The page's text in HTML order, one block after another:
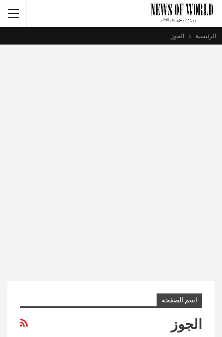
الرئيسية الجوز
اسم الصفحة
الجوز